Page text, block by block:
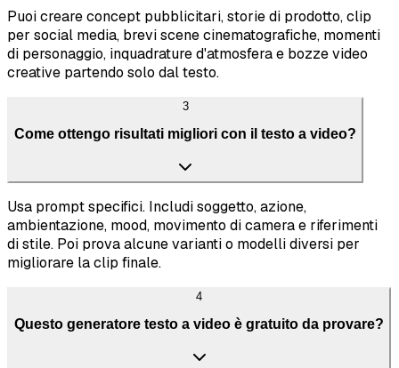
Puoi creare concept pubblicitari, storie di prodotto, clip
per social media, brevi scene cinematografiche, momenti
di personaggio, inquadrature d'atmosfera e bozze video
creative partendo solo dal testo.
3
Come ottengo risultati migliori con il testo a video?
Usa prompt specifici. Includi soggetto, azione,
ambientazione, mood, movimento di camera e riferimenti
di stile. Poi prova alcune varianti o modelli diversi per
migliorare la clip finale.
4
Questo generatore testo a video è gratuito da provare?